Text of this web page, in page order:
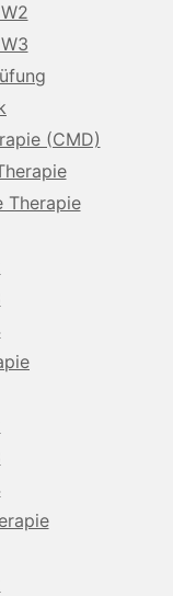
(CMD)
Therapie